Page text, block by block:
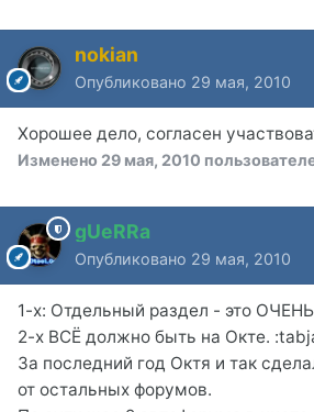
nokian
Опубликовано 29 мая, 2010
Хорошее дело, согласен
Изменено 29 мая, 2010
gUeRRa
Опубликовано 29 мая, 2010
1-х: Отдельный раздел - это
2-х ВСЁ должно быть на Окте.
За последний год Октя и так
от остальных форумов.